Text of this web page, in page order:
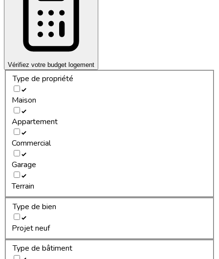
Vérifiez votre budget logement
Type de propriété
Maison
Appartement
Commercial
Garage
Terrain
Type de bien
Projet neuf
Type de bâtiment